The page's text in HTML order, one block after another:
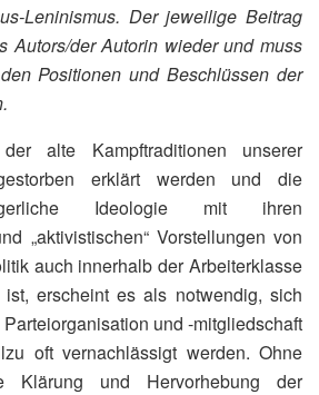
Leninismus. Der jeweilige Beitrag
Autors/der Autorin wieder und muss
Positionen und Beschlüssen der
alte Kampftraditionen unserer
erklärt werden und die
Ideologie mit ihren
„aktivistischen“ Vorstellungen von
auch innerhalb der Arbeiterklasse
erscheint es als notwendig, sich
und ‑mitgliedschaft
oft vernachlässigt werden. Ohne
Klärung und Hervorhebung der